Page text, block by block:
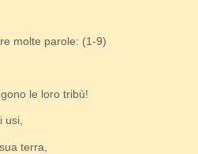
molte parole: (1-9)
le loro tribù!
usi,
terra,